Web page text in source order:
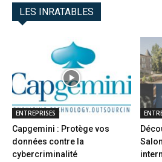
LES INRATABLES
ENTREPRISES
Capgemini : Protège vos
données contre la
cybercriminalité